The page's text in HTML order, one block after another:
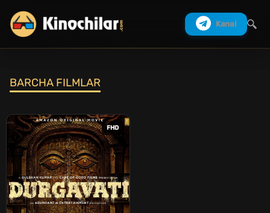
Kanal
BARCHA FILMLAR
FHD